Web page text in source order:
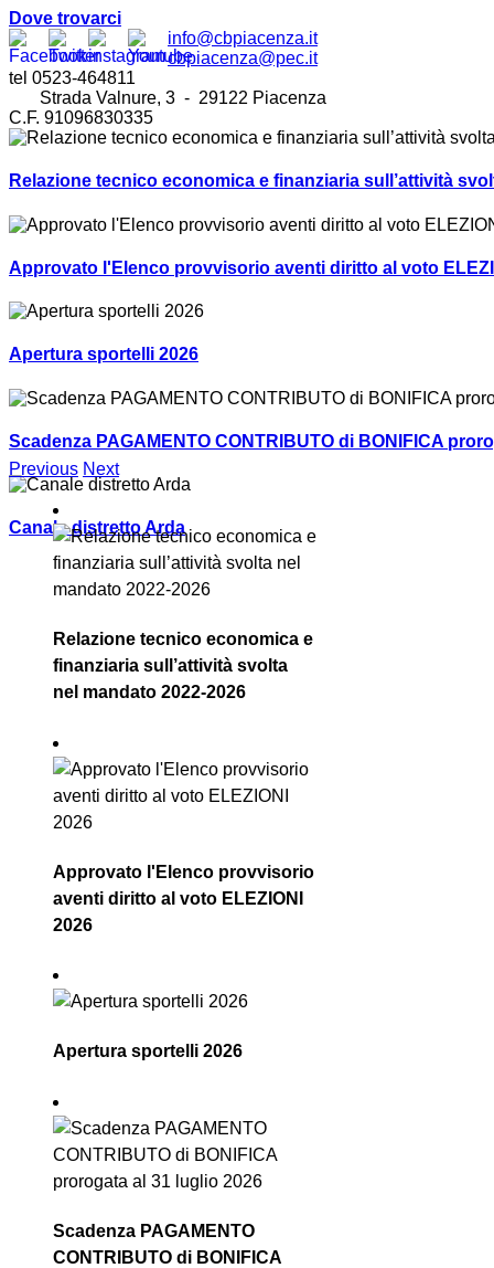
Dove trovarci
info@cbpiacenza.it
cbpiacenza@pec.it
tel 0523-464811
Strada Valnure, 3 - 29122 Piacenza
C.F. 91096830335
Relazione tecnico economica e finanziaria sull’attività
Approvato l'Elenco provvisorio aventi diritto al voto
Apertura sportelli 2026
Scadenza PAGAMENTO CONTRIBUTO di BONIFICA
Canale distretto Arda
Previous Next
Relazione tecnico economica e
finanziaria sull’attività svolta
nel mandato 2022-2026
Approvato l'Elenco provvisorio
aventi diritto al voto ELEZIONI
2026
Apertura sportelli 2026
Scadenza PAGAMENTO
CONTRIBUTO di BONIFICA